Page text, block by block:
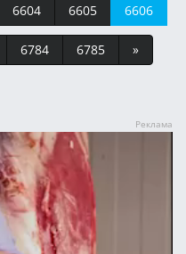
6604 6605 6606
6784 6785 »